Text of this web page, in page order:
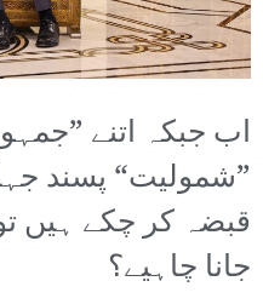
اب جبکہ اتنے
”شمولیت“ پسند
قبضہ کر چکے ہیں
جانا چاہیے؟